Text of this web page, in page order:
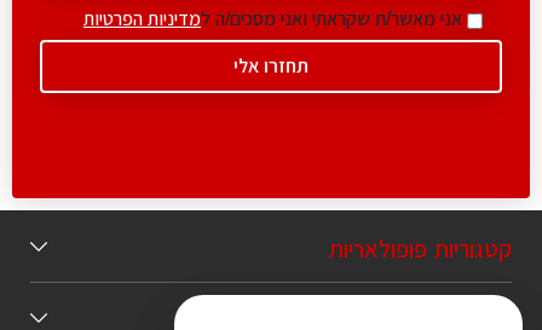
אני מאשר/ת שקראתי ואני מסכים/ה למדיניות הפרטיות
קטגוריות פופולאריות